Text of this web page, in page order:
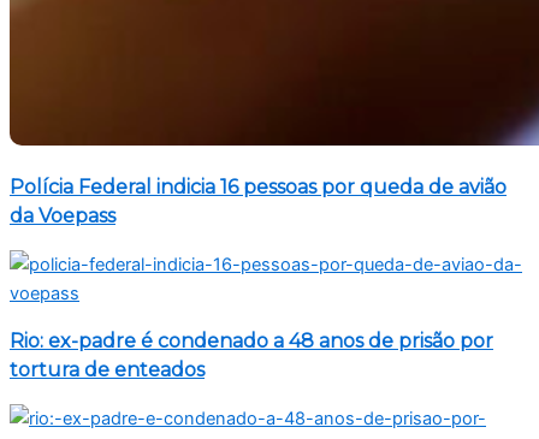
Polícia Federal indicia 16 pessoas por queda de avião
da Voepass
Rio: ex-padre é condenado a 48 anos de prisão por
tortura de enteados